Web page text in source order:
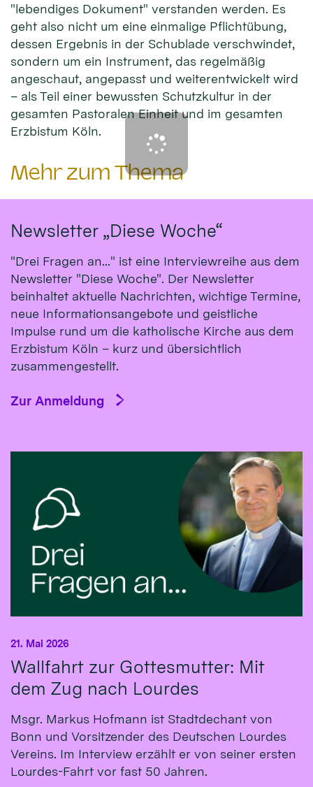
"lebendiges Dokument" verstanden werden. Es
geht also nicht um eine einmalige Pflichtübung,
dessen Ergebnis in der Schublade verschwindet,
sondern um ein Instrument, das regelmäßig
angeschaut, angepasst und weiterentwickelt wird
– als Teil einer bewussten Schutzkultur in der
gesamten Pastoralen Einheit und im gesamten
Erzbistum Köln.
Mehr zum Thema
Newsletter „Diese Woche“
"Drei Fragen an..." ist eine Interviewreihe aus dem
Newsletter "Diese Woche". Der Newsletter
beinhaltet aktuelle Nachrichten, wichtige Termine,
neue Informationsangebote und geistliche
Impulse rund um die katholische Kirche aus dem
Erzbistum Köln – kurz und übersichtlich
zusammengestellt.
Zur Anmeldung
Wallfahrt zur Gottesmutter: Mit
dem Zug nach Lourdes
21. Mai 2026
Msgr. Markus Hofmann ist Stadtdechant von
Bonn und Vorsitzender des Deutschen Lourdes
Vereins. Im Interview erzählt er von seiner ersten
Lourdes-Fahrt vor fast 50 Jahren.